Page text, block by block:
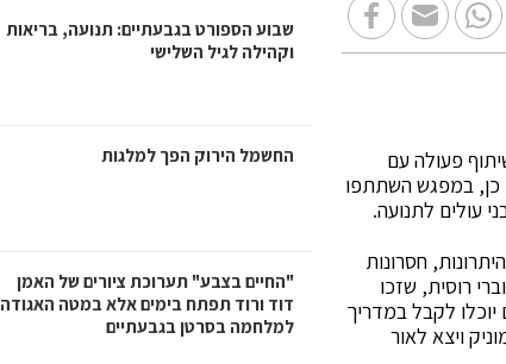
פעולה עם
כן, במפגש השתתפו
עולים לתנועה.
חסרונות
רוסית, שזכו
יוכלו לקבל במדריך
ויצא לאור
שבוע הספורט בגבעתיים: תנועה, בריאות
וקהילה לגיל השלישי
החשמל הירוק הפך למלגות
"החיים בצבע" תערוכת ציורים של האמן
דוד ורוד תפתח בימים אלא במטה האגודה
למלחמה בסרטן בגבעתיים